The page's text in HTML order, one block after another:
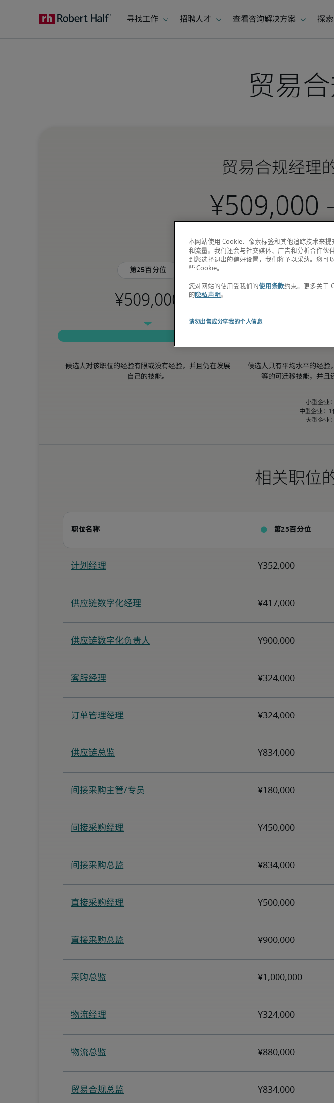
贸易
贸易合规经理
-
第25百分位
候选人对该职位的经验有限或没有经验，并且仍在发展
自己的技能。
候选人具有平均水平的经验
等的可迁移技能，并且
小型企业
中型企业：1
大型企业
相关职位
本网站使用 Cookie、像素标签和其他追踪技术来
和流量。我们还会与社交媒体、广告和分析合作伙
到您选择退出的偏好设置，我们将予以采纳。您可
些 Cookie。
您对网站的使用受我们的使用条款约束。更多关于
的 隐私声明。
请勿出售或分享我的个人信息